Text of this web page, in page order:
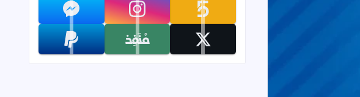
تابعنا على khamsat تابعنا على instagram تابعنا على messenger
تابعنا على x تابعنا على monafiz تابعنا على paypal